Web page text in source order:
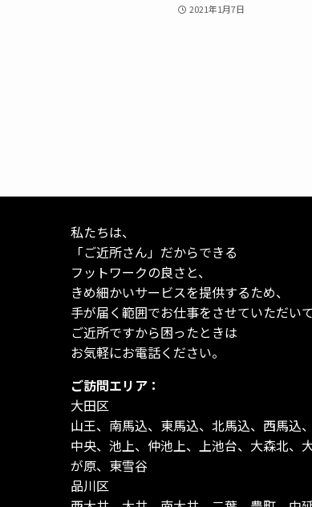
2021年1月7日
私たちは、
「ご近所さん」だからできる
フットワークの良さと、
きめ細かいサービスを提供するため、
手が届く範囲でお仕事をさせていただいて
ご近所ですから困ったときは
お気軽にお電話ください。
ご訪問エリア：
大田区
山王、南馬込、東馬込、北馬込、西馬込、
中央、池上、仲池上、上池台、大森北、
が原、東雪谷
品川区